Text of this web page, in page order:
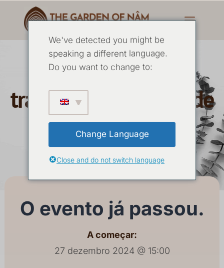
Retiro de férias
tranquilo dezembro de
2024
27 DEZEMBRO-03 JANEIRO 2025
O evento já passou.
A começar:
27 dezembro 2024 @ 15:00
We've detected you might be
speaking a different language.
Do you want to change to:
Change Language
Close and do not switch language